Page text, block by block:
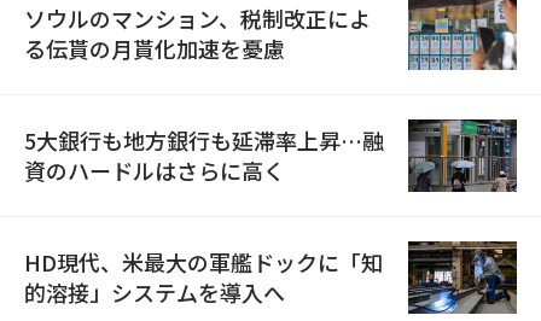
ソウルのマンション、税制改正によ
る伝貰の月貰化加速を憂慮
5大銀行も地方銀行も延滞率上昇…融
資のハードルはさらに高く
HD現代、米最大の軍艦ドックに「知
的溶接」システムを導入へ